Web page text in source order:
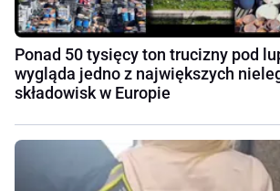
Ponad 50 tysięcy ton trucizny pod
wygląda jedno z największych
składowisk w Europie